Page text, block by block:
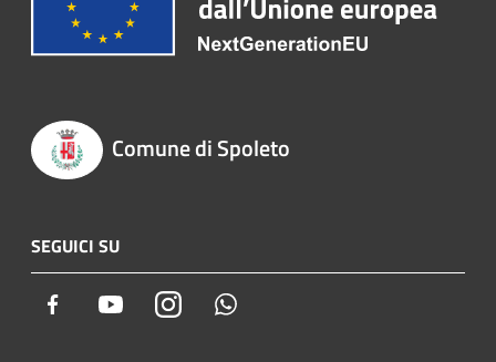
Comune di Spoleto
SEGUICI SU
Facebook YoutubeInstagram